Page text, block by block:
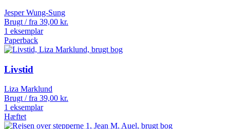
Jesper Wung-Sung
Brugt / fra 39,00 kr.
1 eksemplar
Paperback
Livstid
Liza Marklund
Brugt / fra 39,00 kr.
1 eksemplar
Hæftet